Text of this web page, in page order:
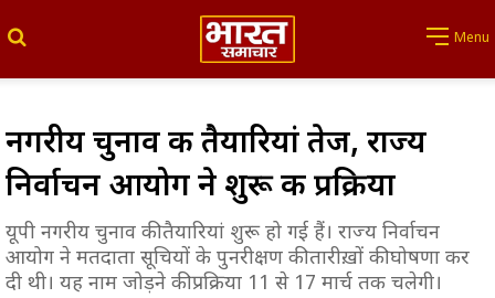
Menu
नगरीय चुनाव की तैयारियां तेज, राज्य
निर्वाचन आयोग ने शुरू की प्रक्रिया
यूपी नगरीय चुनाव की तैयारियां शुरू हो गई हैं। राज्य निर्वाचन
आयोग ने मतदाता सूचियों के पुनरीक्षण की तारीख़ों की घोषणा कर
दी थी। यह नाम जोड़ने की प्रक्रिया 11 से 17 मार्च तक चलेगी।